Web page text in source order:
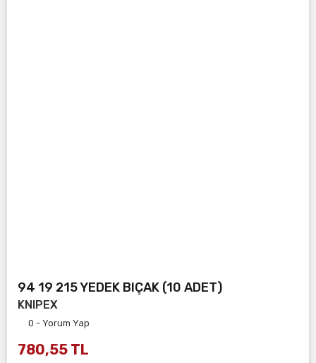
94 19 215 YEDEK BIÇAK (10 ADET)
KNIPEX
0 - Yorum Yap
780,55 TL